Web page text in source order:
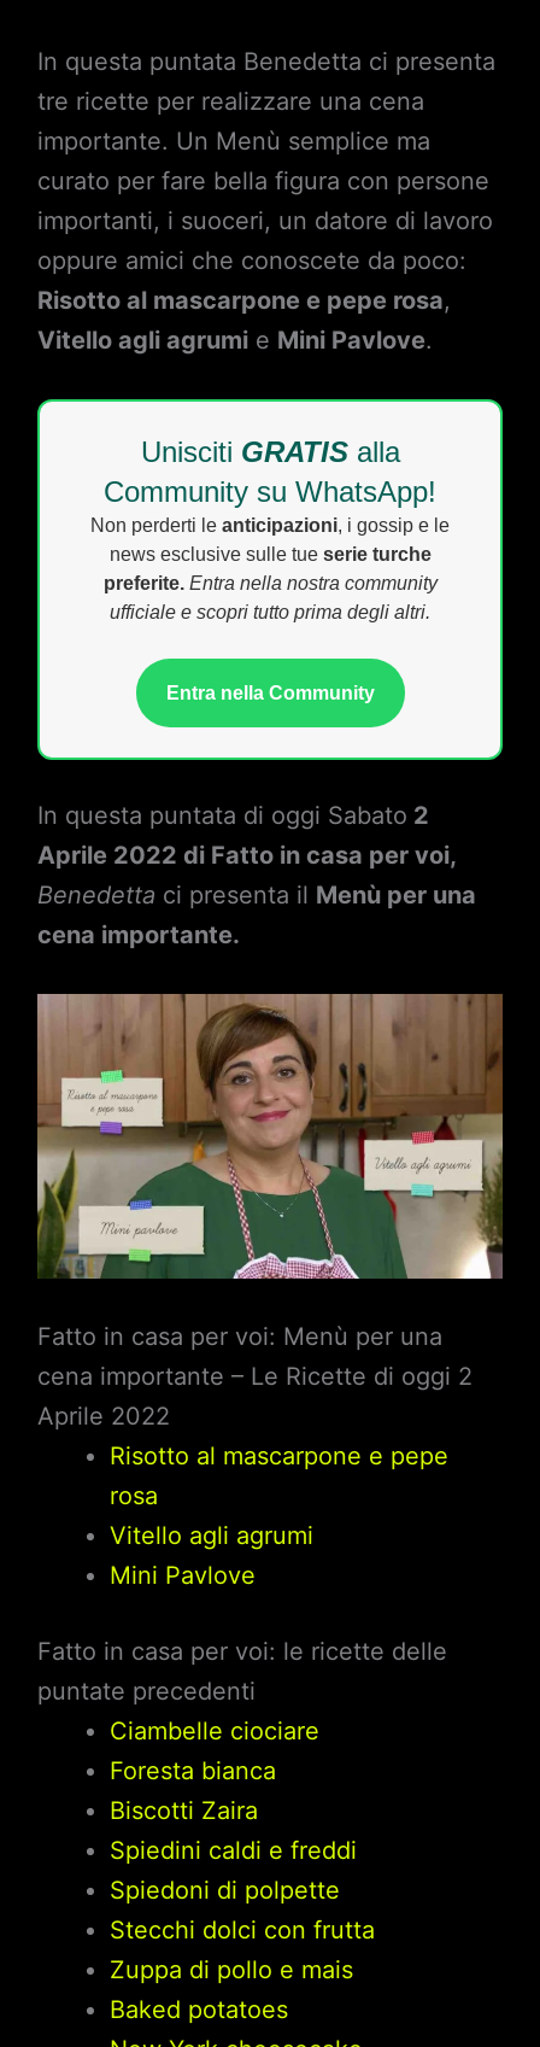
In questa puntata Benedetta ci presenta
tre ricette per realizzare una cena
importante. Un Menù semplice ma
curato per fare bella figura con persone
importanti, i suoceri, un datore di lavoro
oppure amici che conoscete da poco:
Risotto al mascarpone e pepe rosa,
Vitello agli agrumie Mini Pavlove.
Unisciti GRATISalla
Community su WhatsApp!
Non perderti le anticipazioni, i gossip e le
news esclusive sulle tue serie turche
preferite. Entra nella nostra community
ufficiale e scopri tutto prima degli altri.
Entra nella Community
In questa puntata di oggi Sabato 2
Aprile 2022 di Fatto in casa per voi,
Benedetta ci presenta il Menù per una
cena importante.
Fatto in casa per voi: Menù per una
cena importante – Le Ricette di oggi 2
Aprile 2022
Risotto al mascarpone e pepe
rosa
Vitello agli agrumi
Mini Pavlove
Fatto in casa per voi: le ricette delle
puntate precedenti
Ciambelle ciociare
Foresta bianca
Biscotti Zaira
Spiedini caldi e freddi
Spiedoni di polpette
Stecchi dolci con frutta
Zuppa di pollo e mais
Baked potatoes